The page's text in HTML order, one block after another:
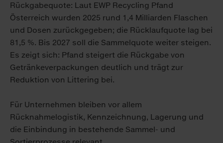
Rückgabequote: Laut EWP Recycling Pfand
Österreich wurden 2025 rund 1,4 Milliarden Flaschen
und Dosen zurückgegeben; die Rücklaufquote lag bei
81,5 %. Bis 2027 soll die Sammelquote weiter steigen.
Es zeigt sich: Pfand steigert die Rückgabe von
Getränkeverpackungen deutlich und trägt zur
Reduktion von Littering bei.
Für Unternehmen bleiben vor allem
Rücknahmelogistik, Kennzeichnung, Lagerung und
die Einbindung in bestehende Sammel- und